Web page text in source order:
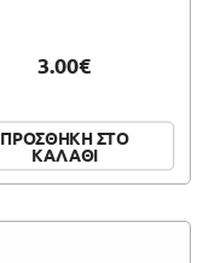
3.00€
ΠΡΟΣΘΗΚΗ ΣΤΟ
ΚΑΛΑΘΙ